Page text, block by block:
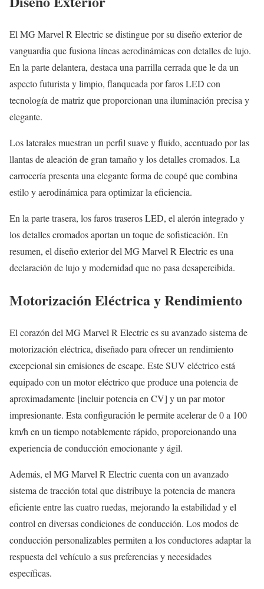
El MG Marvel R Electric se distingue por su diseño exterior de
vanguardia que fusiona líneas aerodinámicas con detalles de lujo.
En la parte delantera, destaca una parrilla cerrada que le da un
aspecto futurista y limpio, flanqueada por faros LED con
tecnología de matriz que proporcionan una iluminación precisa y
elegante.
Los laterales muestran un perfil suave y fluido, acentuado por las
llantas de aleación de gran tamaño y los detalles cromados. La
carrocería presenta una elegante forma de coupé que combina
estilo y aerodinámica para optimizar la eficiencia.
En la parte trasera, los faros traseros LED, el alerón integrado y
los detalles cromados aportan un toque de sofisticación. En
resumen, el diseño exterior del MG Marvel R Electric es una
declaración de lujo y modernidad que no pasa desapercibida.
Motorización Eléctrica y Rendimiento
El corazón del MG Marvel R Electric es su avanzado sistema de
motorización eléctrica, diseñado para ofrecer un rendimiento
excepcional sin emisiones de escape. Este SUV eléctrico está
equipado con un motor eléctrico que produce una potencia de
aproximadamente [incluir potencia en CV] y un par motor
impresionante. Esta configuración le permite acelerar de 0 a 100
km/h en un tiempo notablemente rápido, proporcionando una
experiencia de conducción emocionante y ágil.
Además, el MG Marvel R Electric cuenta con un avanzado
sistema de tracción total que distribuye la potencia de manera
eficiente entre las cuatro ruedas, mejorando la estabilidad y el
control en diversas condiciones de conducción. Los modos de
conducción personalizables permiten a los conductores adaptar la
respuesta del vehículo a sus preferencias y necesidades
específicas.